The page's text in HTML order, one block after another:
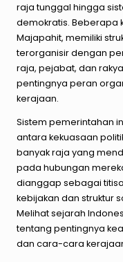
raja tunggal hingga
demokratis. Beberapa
Majapahit, memiliki
terorganisir dengan
raja, pejabat, dan
pentingnya peran
kerajaan.
Sistem pemerintahan
antara kekuasaan
banyak raja yang
pada hubungan
dianggap sebagai
kebijakan dan struktur
Melihat sejarah
tentang pentingnya
dan cara-cara